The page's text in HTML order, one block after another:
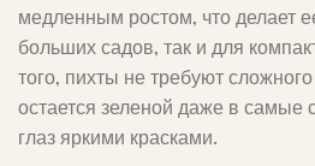
медленным ростом, что делает
больших садов, так и для
того, пихты не требуют
остается зеленой даже в самые
глаз яркими красками.